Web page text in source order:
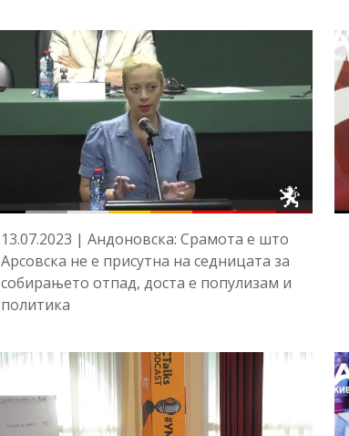
13.07.2023 | Андоновска: Срамота е што
Арсовска не е присутна на седницата за
собирањето отпад, доста е популизам и
политика